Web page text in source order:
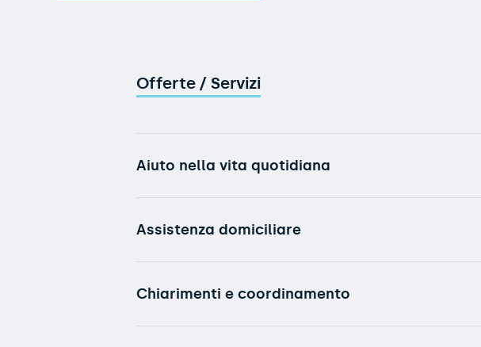
Offerte / Servizi
Aiuto nella vita quotidiana
Assistenza domiciliare
Chiarimenti e coordinamento